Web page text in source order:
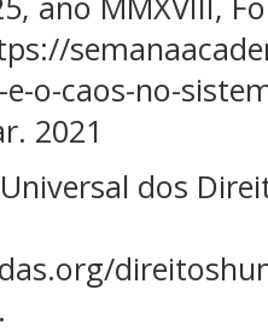
o-caos-no-
2021
dos